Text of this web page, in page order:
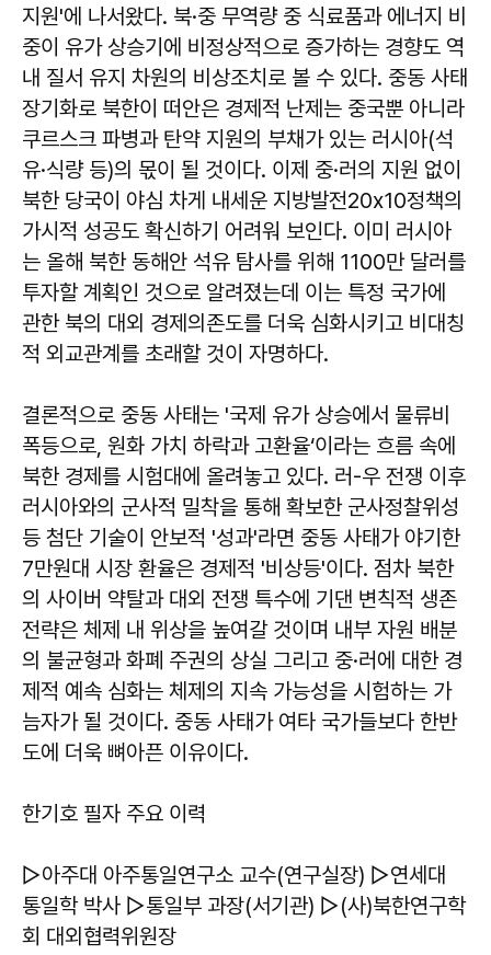
지원'에 나서왔다. 북·중 무역량 중 식료품과 에너지 비
중이 유가 상승기에 비정상적으로 증가하는 경향도 역
내 질서 유지 차원의 비상조치로 볼 수 있다. 중동 사태
장기화로 북한이 떠안은 경제적 난제는 중국뿐 아니라
쿠르스크 파병과 탄약 지원의 부채가 있는 러시아(석
유·식량 등)의 몫이 될 것이다. 이제 중·러의 지원 없이
북한 당국이 야심 차게 내세운 지방발전20x10정책의
가시적 성공도 확신하기 어려워 보인다. 이미 러시아
는 올해 북한 동해안 석유 탐사를 위해 1100만 달러를
투자할 계획인 것으로 알려졌는데 이는 특정 국가에
관한 북의 대외 경제의존도를 더욱 심화시키고 비대칭
적 외교관계를 초래할 것이 자명하다.
결론적으로 중동 사태는 '국제 유가 상승에서 물류비
폭등으로, 원화 가치 하락과 고환율‘이라는 흐름 속에
북한 경제를 시험대에 올려놓고 있다. 러-우 전쟁 이후
러시아와의 군사적 밀착을 통해 확보한 군사정찰위성
등 첨단 기술이 안보적 '성과'라면 중동 사태가 야기한
7만원대 시장 환율은 경제적 '비상등'이다. 점차 북한
의 사이버 약탈과 대외 전쟁 특수에 기댄 변칙적 생존
전략은 체제 내 위상을 높여갈 것이며 내부 자원 배분
의 불균형과 화폐 주권의 상실 그리고 중·러에 대한 경
제적 예속 심화는 체제의 지속 가능성을 시험하는 가
늠자가 될 것이다. 중동 사태가 여타 국가들보다 한반
도에 더욱 뼈아픈 이유이다.
한기호 필자 주요 이력
▷아주대 아주통일연구소 교수(연구실장) ▷연세대
통일학 박사 ▷통일부 과장(서기관) ▷(사)북한연구학
회 대외협력위원장